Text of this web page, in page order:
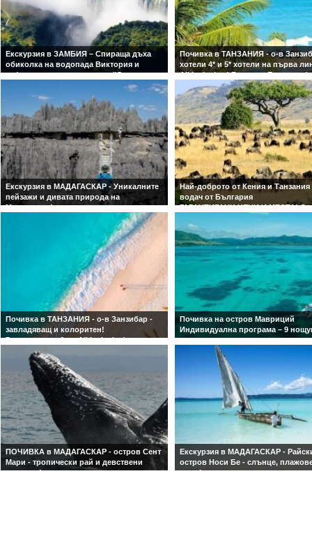
потопете в суровата, магнетична
красота на пустинята Намиб и
Атлантическото крайбрежие
Екскурзия в ЗАМБИЯ – Спираща дъха
обиколка на водопада Виктория и
сафари в национален парк "Долен
Екскурзия до водопада Виктория и
Национален парк Долен Замбези в
Замбия
Почивка в ТАНЗАНИЯ - о-в
хотели 4* и 5* хотели на първа
All inclusive ! Водач от България!
Екскурзия в МАДАГАСКАР - Уникалните
пейзажи и дивата природа на
Мадагаскар!
Западен Мадагаскар - драматични
варовикови образувания, баобаби,
редки животни и пустинни пейзажи!
Със самолет и обслужване на
Най-доброто от Кения и Танзания
водач от България
ГАРАНТИРАНИ ЦЕНИ И МЕСТА!
самолет и обслужване на
език! Ранни записвания!
Почивка в ТАНЗАНИЯ - о-в Занзибар -
завладяващ и колоритен!
7 нощувки на база All Inclusive!
Екзотична почивка, великолепни
плажове и невероятна природа!
Индивидуална програма!
Почивка на остров Мавриций
Индивидуална програма – 9
със закуска и вечеря включени.
ПОЧИВКА в МАДАГАСКАР - остров Сент
Мари - тропически рай и девствени
плажове!
Екскурзия в МАДАГАСКАР -
остров Носи Бе - слънце,
море!